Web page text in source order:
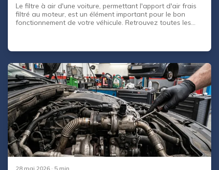
Le filtre à air d'une voiture, permettant l'apport d'air frais
filtré au moteur, est un élément important pour le bon
fonctionnement de votre véhicule. Retrouvez toutes les
28 mai 2026 · 5 min